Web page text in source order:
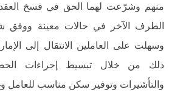
منهم وشرّعت لهما الحق في فسخ العقد
الطرف الآخر في حالات معينة ووفق
وسهلت على العاملين الانتقال إلى
ذلك من خلال تبسيط إجراءات
والتأشيرات وتوفير سكن مناسب للعامل